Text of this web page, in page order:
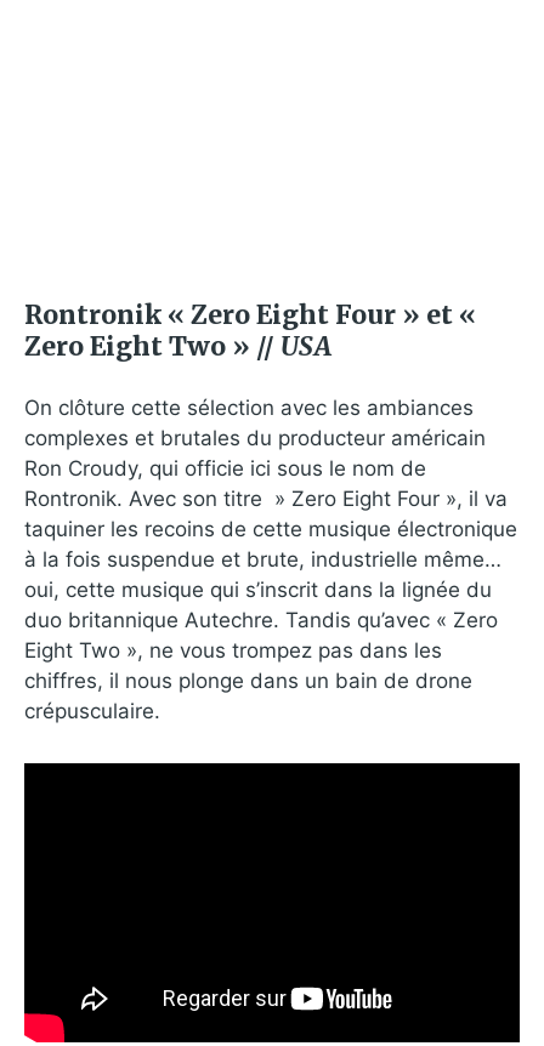
Rontronik « Zero Eight Four » et «
Zero Eight Two » // USA
On clôture cette sélection avec les ambiances
complexes et brutales du producteur américain
Ron Croudy, qui officie ici sous le nom de
Rontronik. Avec son titre » Zero Eight Four », il va
taquiner les recoins de cette musique électronique
à la fois suspendue et brute, industrielle même…
oui, cette musique qui s’inscrit dans la lignée du
duo britannique Autechre. Tandis qu’avec « Zero
Eight Two », ne vous trompez pas dans les
chiffres, il nous plonge dans un bain de drone
crépusculaire.